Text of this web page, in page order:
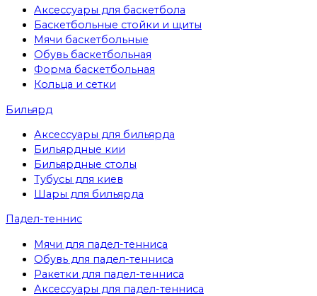
Аксессуары для баскетбола
Баскетбольные стойки и щиты
Мячи баскетбольные
Обувь баскетбольная
Форма баскетбольная
Кольца и сетки
Бильярд
Аксессуары для бильярда
Бильярдные кии
Бильярдные столы
Тубусы для киев
Шары для бильярда
Падел-теннис
Мячи для падел-тенниса
Обувь для падел-тенниса
Ракетки для падел-тенниса
Аксессуары для падел-тенниса